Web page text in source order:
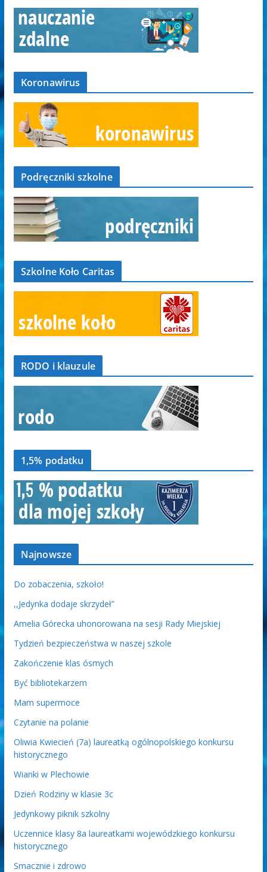
Koronawirus
Podręczniki szkolne
Szkolne Koło Caritas
RODO i klauzule
1,5% podatku
Najnowsze
Do zobaczenia, szkoło!
,,Jedynka dodaje skrzydeł”
Amelia Górecka uhonorowana na sesji Rady Miejskiej
Tydzień bezpieczeństwa w naszej szkole
Zakończenie klas ósmych
Być bibliotekarzem
Mam supermoce
Czytanie na polanie
Oliwia Kwiecień (7a) laureatką ogólnopolskiego konkursu
historycznego
Wianki w Plechowie
Dzień Rodziny w klasie 3c
Jedynkowy piknik szkolny
Uczennice klasy 8a laureatkami wojewódzkiego konkursu
historycznego
Smacznie i zdrowo